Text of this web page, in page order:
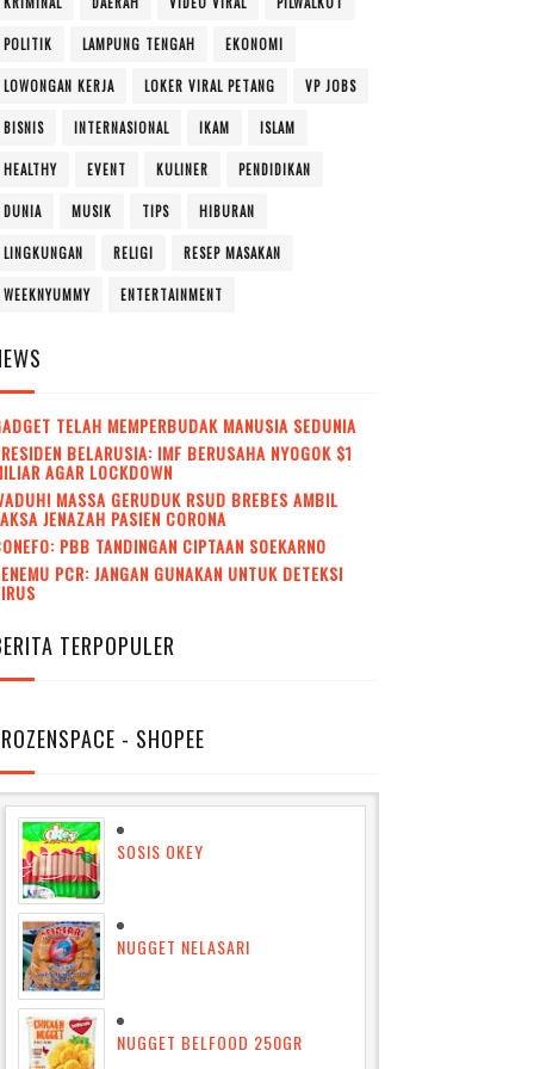
POLITIK LAMPUNG TENGAH EKONOMI
LOWONGAN KERJA LOKER VIRAL PETANG VP JOBS
BISNIS INTERNASIONAL IKAM ISLAM
HEALTHY EVENT KULINER PENDIDIKAN
DUNIA MUSIK TIPS HIBURAN
LINGKUNGAN RELIGI RESEP MASAKAN
WEEKNYUMMY ENTERTAINMENT
TELAH MEMPERBUDAK MANUSIA SEDUNIA
BELARUSIA: IMF BERUSAHA NYOGOK $1
AGAR LOCKDOWN
MASSA GERUDUK RSUD BREBES AMBIL
JENAZAH PASIEN CORONA
PBB TANDINGAN CIPTAAN SOEKARNO
PCR: JANGAN GUNAKAN UNTUK DETEKSI
TERPOPULER
- SHOPEE
SOSIS OKEY
NUGGET NELASARI
NUGGET BELFOOD 250GR